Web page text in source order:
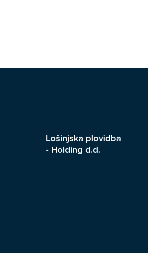
Lošinjska plovidba
- Holding d.d.